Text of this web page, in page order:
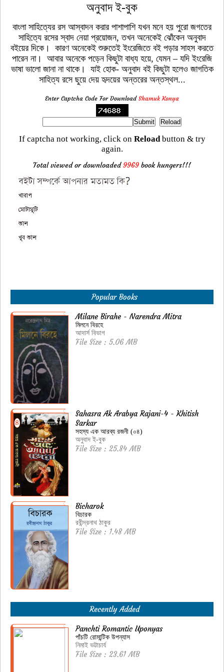
অনুবাদ ই-বুক
বাংলা সাহিত্যের রস আস্বাদন করার পাশাপাশি যখন মনে হয় পুরো জগতের
সাহিত্যে রসের স্বাদ নেয়া প্রয়োজন, তখন অনেকেই ঝোঁকেন অনুবাদ
বইয়ের দিকে। কারণ অনেকেই শুরুতেই ইংরেজিতে বই পড়ার সাহস করতে
পারেন না। আবার অনেকে পড়েন কিছুটা বাধ্য হয়ে, যেমন – যদি ইংরেজি
ভাষা ভালো জানা না থাকে। যাই হোক- অনুবাদ বই কিছুটা হলেও জাগতিক
সাহিত্য রসে ছুয়ে দেয় হৃদয়ের অন্তরের অন্তস্থল...
Enter Captcha Code For Download Shamuk Konya
If captcha not working, click on Reloadbutton & try
again.
Total viewed or downloaded9969 book hungers!!!
Popular Books
Milane Birahe - Narendra Mitra
মিলনে বিরহে
আদার্স বিভাগ
File Size : 5.06 MB
Sahasra Ak Arabya Rajani-4 - Khitish
Sarkar
সহস্য এক আরব্য রজনী (০৪)
অনুবাদ ই-বুক
File Size : 25.84 MB
Bicharok
বিচারক
রবীন্দ্রনাথ ঠাকুর
File Size : 1.48 MB
Recently Added
Panchti Romantic Uponyas
পাঁচটি রোমান্টিক উপন্যাস
নিমাই ভট্টাচার্য
File Size : 23.61 MB